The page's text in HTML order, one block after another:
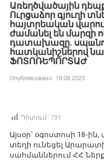
Առեղծվածային
Ուրցաձոր գյուղի
հայտրեական
ժամանել են մարզի
դատախազը․
հատկանիշներով
ՖՈՏՈՌԵՊՈՐՏԱԺ
Опубликовано: 18.08.2023
Դիտում ՝ 731
Այսօր՝ օգոստոսի 18-
տեղի ունեցել
սահմաններում ՀՀ